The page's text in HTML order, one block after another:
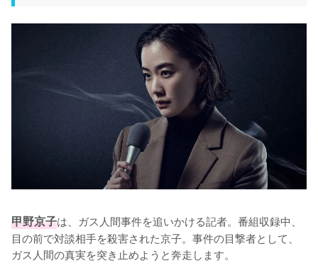
甲野京子は、ガス人間事件を追いかける記者。番組収録中、
目の前で対談相手を殺害された京子。事件の目撃者として、
ガス人間の真実を突き止めようと奔走します。